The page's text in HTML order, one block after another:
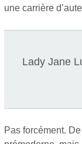
une carrière
Lady Jane
Pas forcément.